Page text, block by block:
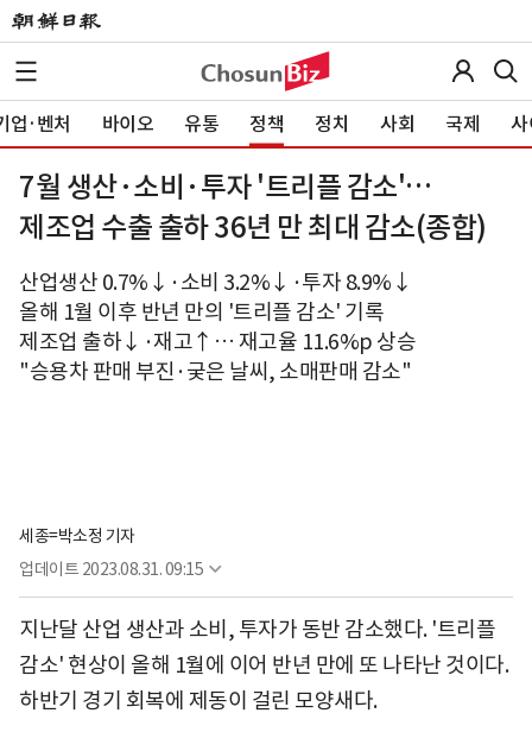
업·벤처 바이오 유통 정책 정치 사회 국제 사
7월 생산·소비·투자 '트리플 감소'…
제조업 수출 출하 36년 만 최대 감소(종합)
산업생산 0.7%↓·소비 3.2%↓·투자 8.9%↓
올해 1월 이후 반년 만의 '트리플 감소' 기록
제조업 출하↓·재고↑… 재고율 11.6%p 상승
"승용차 판매 부진·궂은 날씨, 소매판매 감소"
세종=박소정 기자
업데이트 2023.08.31. 09:15
지난달 산업 생산과 소비, 투자가 동반 감소했다. '트리플
감소' 현상이 올해 1월에 이어 반년 만에 또 나타난 것이다.
하반기 경기 회복에 제동이 걸린 모양새다.